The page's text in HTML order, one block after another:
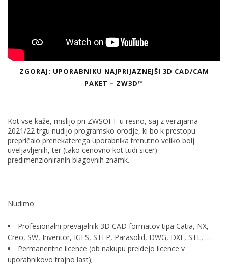
ZGORAJ: UPORABNIKU NAJPRIJAZNEJŠI 3D CAD/CAM
PAKET – ZW3D™
Kot vse kaže, mislijo pri ZWSOFT-u resno, saj z verzijama
2021/22 trgu nudijo programsko orodje, ki bo k prestopu
prepričalo prenekaterega uporabnika trenutno veliko bolj
uveljavljenih, ter (tako cenovno kot tudi sicer)
predimenzioniranih blagovnih znamk.
Nudimo:
Profesionalni prevajalnik 3D CAD formatov tipa Catia, NX,
Creo, SW, Inventor, IGES, STEP, Parasolid, DWG, DXF, STL, …
Permanentne licence (ob nakupu preidejo licence v
uporabnikovo trajno last);